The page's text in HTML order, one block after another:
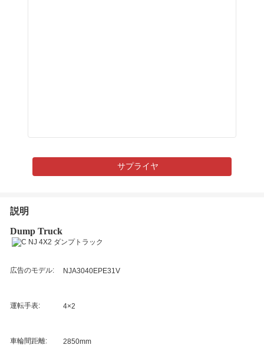
サプライヤ
説明
Dump Truck
広告のモデル: NJA3040EPE31V
運転手表: 4×2
車輪間距離: 2850mm